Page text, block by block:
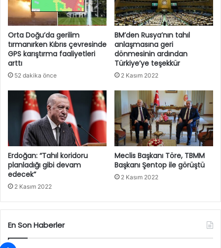
Orta Doğu’da gerilim
tırmanırken Kıbrıs çevresinde
GPS karıştırma faaliyetleri
arttı
52 dakika önce
BM’den Rusya’nın tahıl
anlaşmasına geri
dönmesinin ardından
Türkiye’ye teşekkür
2 Kasım 2022
Erdoğan: “Tahıl koridoru
planladığı gibi devam
edecek”
2 Kasım 2022
Meclis Başkanı Töre, TBMM
Başkanı Şentop ile görüştü
2 Kasım 2022
En Son Haberler